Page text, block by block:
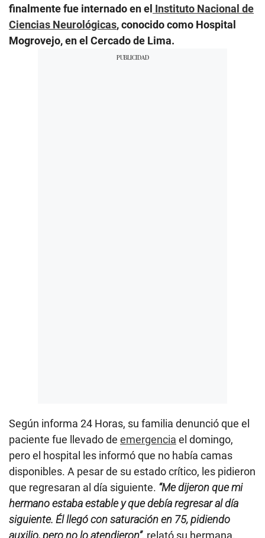
finalmente fue internado en el Instituto Nacional de
Ciencias Neurológicas, conocido como Hospital
Mogrovejo, en el Cercado de Lima.
Según informa 24 Horas, su familia denunció que el
paciente fue llevado de emergencia el domingo,
pero el hospital les informó que no había camas
disponibles. A pesar de su estado crítico, les pidieron
que regresaran al día siguiente. “Me dijeron que mi
hermano estaba estable y que debía regresar al día
siguiente. Él llegó con saturación en 75, pidiendo
auxilio, pero no lo atendieron”, relató su hermana.